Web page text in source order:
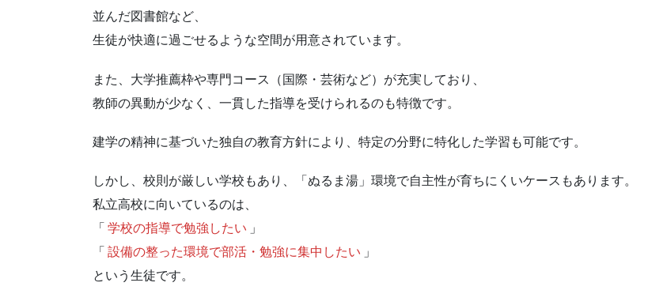
並んだ図書館など、
生徒が快適に過ごせるような空間が用意されています。
また、大学推薦枠や専門コース（国際・芸術など）が充実しており、
教師の異動が少なく、一貫した指導を受けられるのも特徴です。
建学の精神に基づいた独自の教育方針により、特定の分野に特化した学習も可能です。
しかし、校則が厳しい学校もあり、「ぬるま湯」環境で自主性が育ちにくいケースもあります。
私立高校に向いているのは、
「 学校の指導で勉強したい 」
「 設備の整った環境で部活・勉強に集中したい 」
という生徒です。